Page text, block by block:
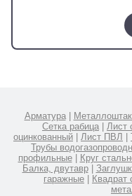
Арматура|
Сетка рабица | Лист
оцинкованный | Лист ПВЛ |
Трубы
профильные| Круг
Балка, двутавр|
гаражные | Квадрат